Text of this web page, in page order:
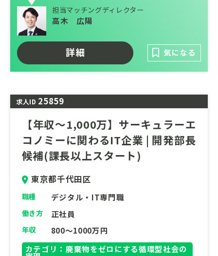
今回は、廃棄物を排出する事業者向けに、効
率的かつコンプライアンスに準拠した管理方
法と内部統制フローの構築、環境目標の達成
を支援する営業部門の責任者を募集中です。
クライアントは製造、物流、エネルギー、小
大手エンタープライズ企業向けの営業経験を
活かして、環境分野のクラウドサービスの展
開に尽力いただける方をお待ちしておりま
す。
担当マッチングディレクター
高木 広陽
詳細 気になる
求人ID 25859
【年収～1,000万】サーキュラーエ
コノミーに関わるIT企業 | 開発部長
候補(課長以上スタート)
東京都千代田区
職種 デジタル・IT専門職
働き方 正社員
年収
800～1000万円
カテゴリ：廃棄物をゼロにする循環型社会の